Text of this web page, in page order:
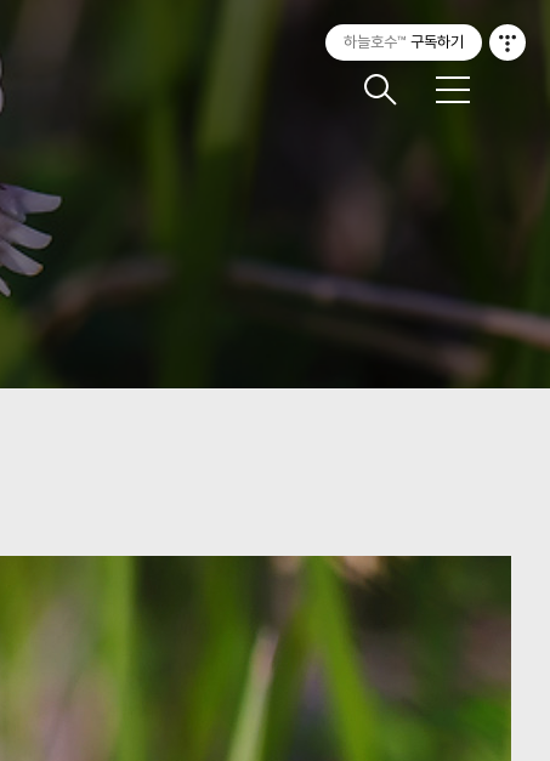
메
하늘호수™ 구독하기